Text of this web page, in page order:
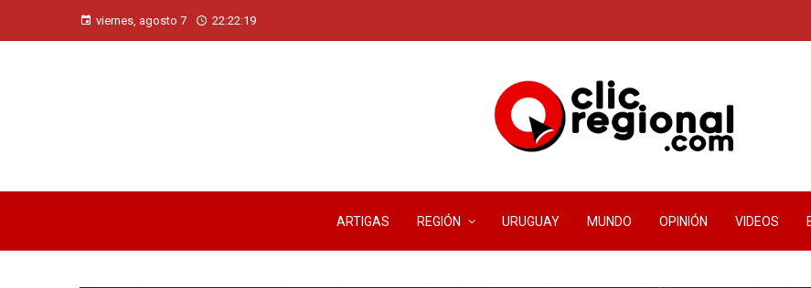
viernes, agosto 7 22:22:19
ARTIGAS REGIÓN URUGUAY MUNDO OPINIÓN VIDEOS